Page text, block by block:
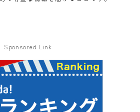
Sponsored Link